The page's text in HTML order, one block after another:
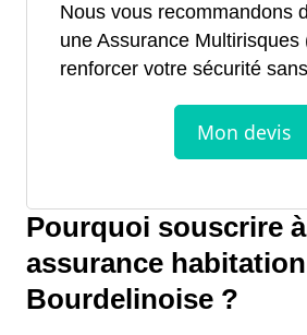
Nous vous recommandons
une Assurance Multirisques
renforcer votre sécurité
Pourquoi souscrire
assurance habitation
Bourdelinoise ?